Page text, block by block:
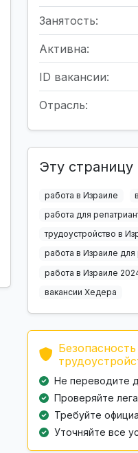
Занятость:
Активна:
ID вакансии:
Отрасль:
Эту
работа в Израиле
работа для
трудоустройство в
работа в Израиле для
работа в Израиле
вакансии Хедера
Не переводите
Проверяйте
Требуйте
Уточняйте все